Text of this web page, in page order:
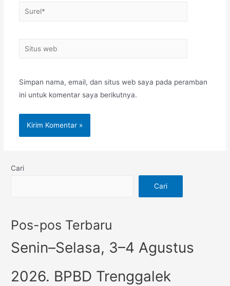
Simpan nama, email, dan situs web saya pada peramban
ini untuk komentar saya berikutnya.
Cari
Cari
Pos-pos Terbaru
Senin–Selasa, 3–4 Agustus
2026. BPBD Trenggalek